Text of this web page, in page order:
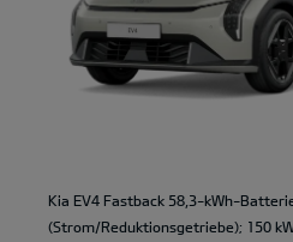
Kia EV4 Fastback 58,3-kWh-
(Strom/Reduktionsgetriebe); 150